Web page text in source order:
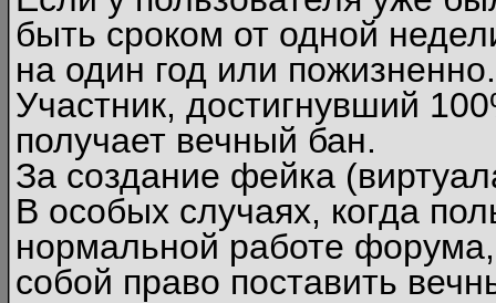
быть сроком от одной
на один год или пожизненно.
Участник, достигнувший
получает вечный бан.
За создание фейка
В особых случаях, когда
нормальной работе
собой право поставить